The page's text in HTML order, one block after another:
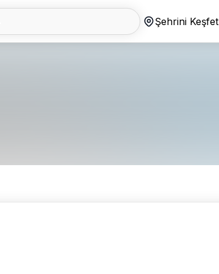
Şehrini Keşfet